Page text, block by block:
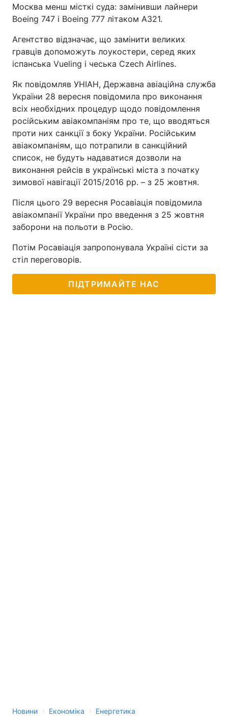
Москва менш місткі суда: замінивши лайнери
Boeing 747 і Boeing 777 літаком A321.
Агентство відзначає, що замінити великих
гравців допоможуть лоукостери, серед яких
іспанська Vueling і чеська Czech Airlines.
Як повідомляв УНІАН, Державна авіаційна служба
України 28 вересня повідомила про виконання
всіх необхідних процедур щодо повідомлення
російським авіакомпаніям про те, що вводяться
проти них санкції з боку України. Російським
авіакомпаніям, що потрапили в санкційний
список, не будуть надаватися дозволи на
виконання рейсів в українські міста з початку
зимової навігації 2015/2016 рр. – з 25 жовтня.
Після цього 29 вересня Росавіація повідомила
авіакомпанії України про введення з 25 жовтня
заборони на польоти в Росію.
Потім Росавіація запропонувала Україні сісти за
стіл переговорів.
ПІДТРИМАЙТЕ НАС
Новини › Економіка › Енергетика